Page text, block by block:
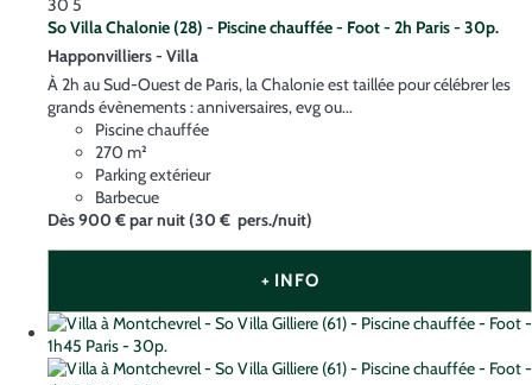
So Villa Chalonie (28) - Piscine chauffée - Foot - 2h Paris - 30p.
Happonvilliers - Villa
À 2h au Sud-Ouest de Paris, la Chalonie est taillée pour célébrer les
grands évènements : anniversaires, evg ou...
Piscine chauffée
270 m²
Parking extérieur
Barbecue
Dès900 €par nuit(30 € pers./nuit)
+ INFO